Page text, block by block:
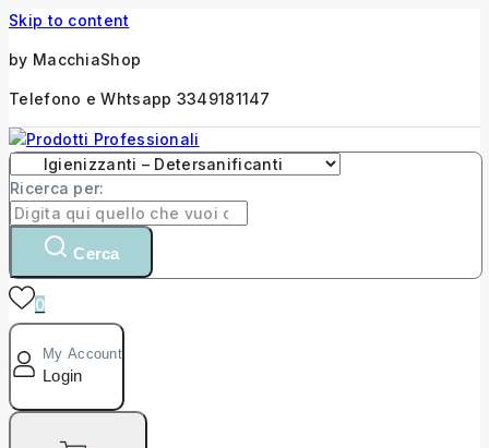
Skip to content
by MacchiaShop
Telefono e Whtsapp 3349181147
Ricerca per:
Cerca
0
My Account
Login